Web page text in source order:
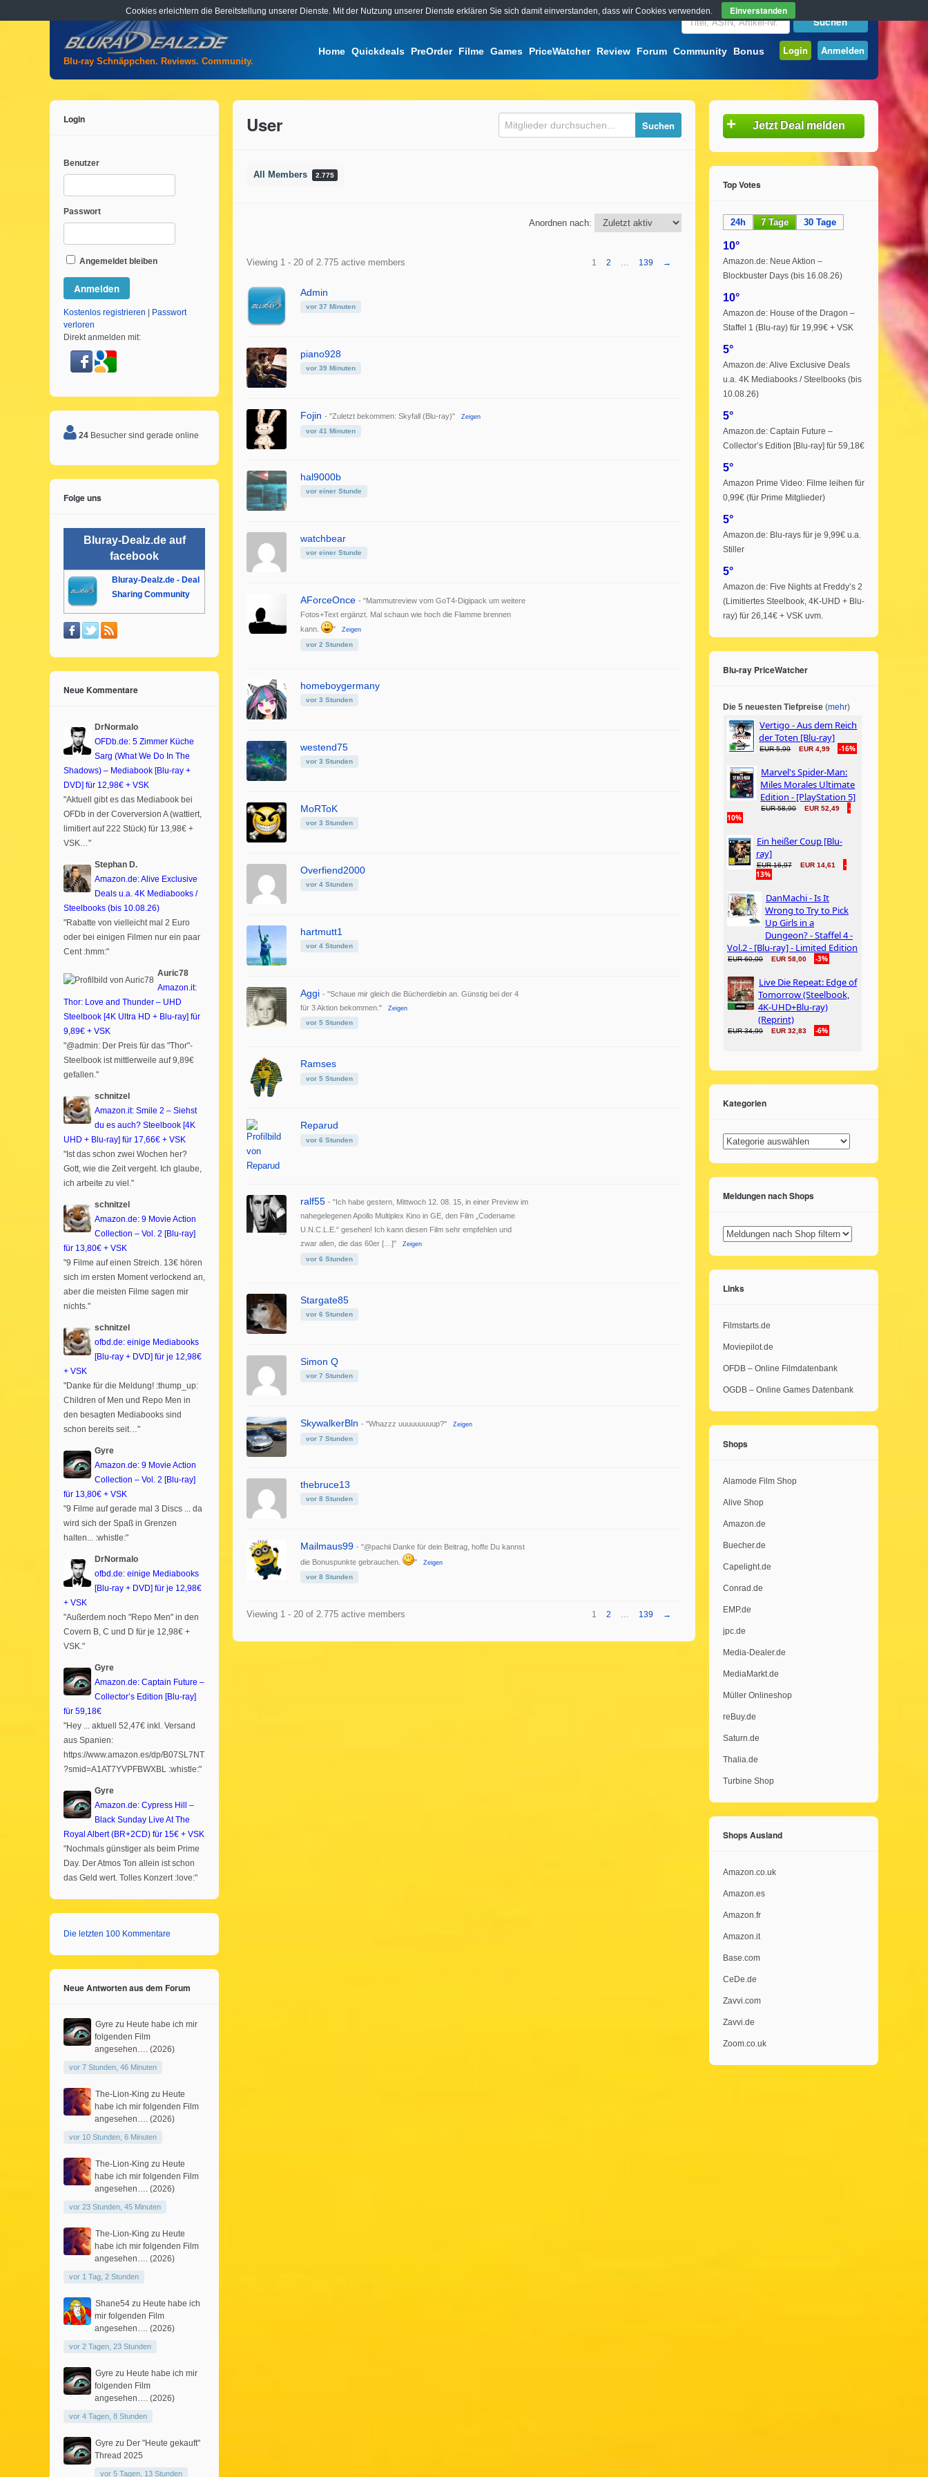
Blu-ray Schnäppchen. Reviews. Community.
Home Quickdeals PreOrder Filme Games PriceWatcher Review Forum Community Bonus Login Anmelden
User
durchsuchen...
All Members 2.775
Anordnen nach:
Members
directory
Viewing 1 - 20 of 2.775 active members 1 2 139 →
Admin
vor 37 Minuten
piano928
vor 39 Minuten
Fojin - "Zuletzt bekommen: Skyfall (Blu-ray)" Zeigen
vor 41 Minuten
hal9000b
vor einer Stunde
watchbear
vor einer Stunde
AForceOnce - "Mammutreview vom GoT4-Digipack um weitere
Fotos+Text ergänzt. Mal schaun wie hoch die Flamme brennen
kann.
" Zeigen
vor 2 Stunden
homeboygermany
vor 3 Stunden
westend75
vor 3 Stunden
MoRToK
vor 3 Stunden
Overfiend2000
vor 4 Stunden
hartmutt1
vor 4 Stunden
Aggi - "Schaue mir gleich die Bücherdiebin an. Günstig bei der 4
für 3 Aktion bekommen."
Zeigen
vor 5 Stunden
Ramses
vor 5 Stunden
Reparud
vor 6 Stunden
ralf55 - "Ich habe gestern, Mittwoch 12. 08. 15, in einer Preview im
nahegelegenen Apollo Multiplex Kino in GE, den Film „Codename
U.N.C.L.E.“ gesehen! Ich kann diesen Film sehr empfehlen und
zwar allen, die das 60er […]"
Zeigen
vor 6 Stunden
Stargate85
vor 6 Stunden
Simon Q
vor 7 Stunden
SkywalkerBln - "Whazzz uuuuuuuuup?" Zeigen
vor 7 Stunden
thebruce13
vor 8 Stunden
Mailmaus99 - "@pachii Danke für dein Beitrag, hoffe Du kannst
die Bonuspunkte gebrauchen.
" Zeigen
vor 8 Stunden
Viewing 1 - 20 of 2.775 active members 1 2 139 →
Login
Benutzer
Passwort
Angemeldet bleiben
Kostenlos registrieren
Passwort
verloren
Direkt anmelden mit:
24 Besucher sind gerade online
Folge uns
Bluray-Dealz.de auf
facebook
Bluray-Dealz.de - Deal
Sharing Community
Neue Kommentare
DrNormalo
OFDb.de: 5 Zimmer Küche
Sarg (What We Do In The
Shadows) – Mediabook [Blu-ray +
DVD] für 12,98€ + VSK
"Aktuell gibt es das Mediabook bei
OFDb in der Coverversion A (wattiert,
limitiert auf 222 Stück) für 13,98€ +
VSK…"
Stephan D.
Amazon.de: Alive Exclusive
Deals u.a. 4K Mediabooks /
Steelbooks (bis 10.08.26)
"Rabatte von vielleicht mal 2 Euro
oder bei einigen Filmen nur ein paar
Cent :hmm:"
Auric78
Amazon.it:
Thor: Love and Thunder – UHD
Steelbook [4K Ultra HD + Blu-ray] für
9,89€ + VSK
"@admin: Der Preis für das "Thor"-
Steelbook ist mittlerweile auf 9,89€
gefallen."
schnitzel
Amazon.it: Smile 2 – Siehst
du es auch? Steelbook [4K
UHD + Blu-ray] für 17,66€ + VSK
"Ist das schon zwei Wochen her?
Gott, wie die Zeit vergeht. Ich glaube,
ich arbeite zu viel."
schnitzel
Amazon.de: 9 Movie Action
Collection – Vol. 2 [Blu-ray]
für 13,80€ + VSK
"9 Filme auf einen Streich. 13€ hören
sich im ersten Moment verlockend an,
aber die meisten Filme sagen mir
nichts."
schnitzel
ofbd.de: einige Mediabooks
[Blu-ray + DVD] für je 12,98€
+ VSK
"Danke für die Meldung! :thump_up:
Children of Men und Repo Men in
den besagten Mediabooks sind
schon bereits seit…"
Gyre
Amazon.de: 9 Movie Action
Collection – Vol. 2 [Blu-ray]
für 13,80€ + VSK
"9 Filme auf gerade mal 3 Discs ... da
wird sich der Spaß in Grenzen
halten... :whistle:"
DrNormalo
ofbd.de: einige Mediabooks
[Blu-ray + DVD] für je 12,98€
+ VSK
"Außerdem noch "Repo Men" in den
Covern B, C und D für je 12,98€ +
VSK."
Gyre
Amazon.de: Captain Future –
Collector’s Edition [Blu-ray]
für 59,18€
"Hey ... aktuell 52,47€ inkl. Versand
aus Spanien:
https://www.amazon.es/dp/B07SL7NTXR
?smid=A1AT7YVPFBWXBL :whistle:"
Gyre
Amazon.de: Cypress Hill –
Black Sunday Live At The
Royal Albert (BR+2CD) für 15€ + VSK
"Nochmals günstiger als beim Prime
Day. Der Atmos Ton allein ist schon
das Geld wert. Tolles Konzert :love:"
Die letzten 100 Kommentare
Neue Antworten aus dem Forum
Gyre zu Heute habe ich mir
folgenden Film
angesehen…. (2026)
vor 7 Stunden, 46 Minuten
The-Lion-King zu Heute
habe ich mir folgenden Film
angesehen…. (2026)
vor 10 Stunden, 6 Minuten
The-Lion-King zu Heute
habe ich mir folgenden Film
angesehen…. (2026)
vor 23 Stunden, 45 Minuten
The-Lion-King zu Heute
habe ich mir folgenden Film
angesehen…. (2026)
vor 1 Tag, 2 Stunden
Shane54 zu Heute habe ich
mir folgenden Film
angesehen…. (2026)
vor 2 Tagen, 23 Stunden
Gyre zu Heute habe ich mir
folgenden Film
angesehen…. (2026)
vor 4 Tagen, 8 Stunden
Gyre zu Der "Heute gekauft"
Thread 2025
vor 5 Tagen, 13 Stunden
+ Jetzt Deal melden
Top Votes
24h 7 Tage 30 Tage
10°
Amazon.de: Neue Aktion –
Blockbuster Days (bis 16.08.26)
10°
Amazon.de: House of the Dragon –
Staffel 1 (Blu-ray) für 19,99€ + VSK
5°
Amazon.de: Alive Exclusive Deals
u.a. 4K Mediabooks / Steelbooks (bis
10.08.26)
5°
Amazon.de: Captain Future –
Collector’s Edition [Blu-ray] für 59,18€
5°
Amazon Prime Video: Filme leihen für
0,99€ (für Prime Mitglieder)
5°
Amazon.de: Blu-rays für je 9,99€ u.a.
Stiller
5°
Amazon.de: Five Nights at Freddy’s 2
(Limitiertes Steelbook, 4K-UHD + Blu-
ray) für 26,14€ + VSK uvm.
Blu-ray PriceWatcher
Die 5 neuesten Tiefpreise (mehr)
Kategorien
Kategorien
Meldungen nach Shops
Links
Filmstarts.de
Moviepilot.de
OFDB – Online Filmdatenbank
OGDB – Online Games Datenbank
Shops
Alamode Film Shop
Alive Shop
Amazon.de
Buecher.de
Capelight.de
Conrad.de
EMP.de
jpc.de
Media-Dealer.de
MediaMarkt.de
Müller Onlineshop
reBuy.de
Saturn.de
Thalia.de
Turbine Shop
Shops Ausland
Amazon.co.uk
Amazon.es
Amazon.fr
Amazon.it
Base.com
CeDe.de
Zavvi.com
Zavvi.de
Zoom.co.uk
Cookies erleichtern die Bereitstellung unserer Dienste. Mit der Nutzung unserer Dienste erklären Sie sich damit einverstanden, dass wir Cookies verwenden. Einverstanden